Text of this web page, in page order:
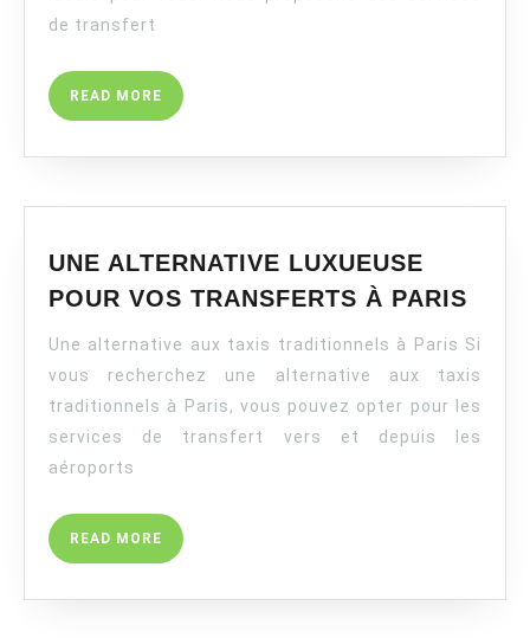
GARES
de transfert
READ MORE READ
MORE
UNE ALTERNATIVE LUXUEUSE
POUR VOS TRANSFERTS À PARIS
VOS
Une alternative aux taxis traditionnels à Paris Si
vous recherchez une alternative aux taxis
traditionnels à Paris, vous pouvez opter pour les
services de transfert vers et depuis les
aéroports
READ MORE READ
MORE